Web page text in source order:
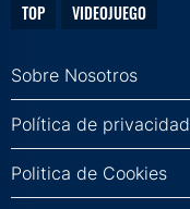
TOP
VIDEOJUEGO
Sobre Nosotros
Política de privacidad
Politica de Cookies